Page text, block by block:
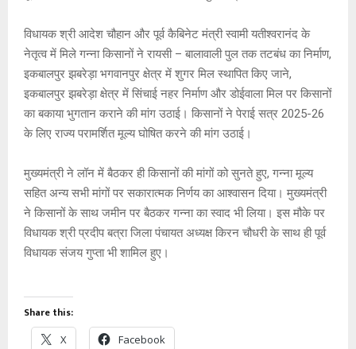
p
p
o
o
k
e
k
विधायक श्री आदेश चौहान और पूर्व कैबिनेट मंत्री स्वामी यतीश्वरानंद के
नेतृत्व में मिले गन्ना किसानों ने रायसी – बालावाली पुल तक तटबंध का निर्माण,
इकबालपुर झबरेड़ा भगवानपुर क्षेत्र में शुगर मिल स्थापित किए जाने,
इकबालपुर झबरेड़ा क्षेत्र में सिंचाई नहर निर्माण और डोईवाला मिल पर किसानों
का बकाया भुगतान कराने की मांग उठाई। किसानों ने पेराई सत्र 2025-26
के लिए राज्य परामर्शित मूल्य घोषित करने की मांग उठाई।
मुख्यमंत्री ने लॉन में बैठकर ही किसानों की मांगों को सुनते हुए, गन्ना मूल्य
सहित अन्य सभी मांगों पर सकारात्मक निर्णय का आश्वासन दिया। मुख्यमंत्री
ने किसानों के साथ जमीन पर बैठकर गन्ना का स्वाद भी लिया। इस मौके पर
विधायक श्री प्रदीप बत्रा जिला पंचायत अध्यक्ष किरन चौधरी के साथ ही पूर्व
विधायक संजय गुप्ता भी शामिल हुए।
Share this:
X Facebook